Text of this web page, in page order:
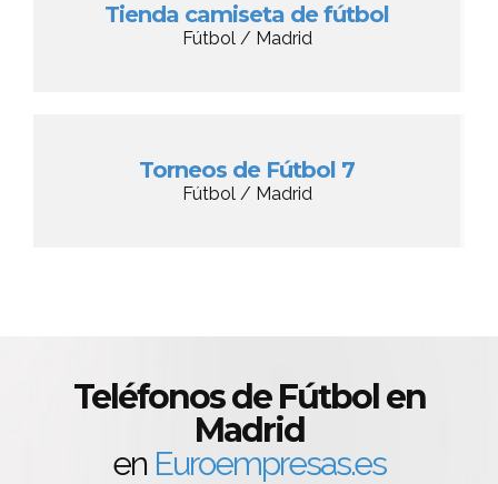
Tienda camiseta de fútbol
Fútbol / Madrid
Torneos de Fútbol 7
Fútbol / Madrid
Teléfonos de Fútbol en
Madrid
en Euroempresas.es